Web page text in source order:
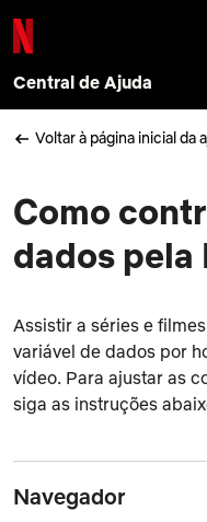
Central de Ajuda
Voltar à página inicial da
Como
dados
Assistir a séries e
variável de dados por
vídeo. Para ajustar as
siga as instruções
Navegador